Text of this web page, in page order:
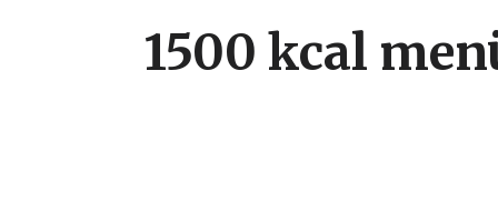
1500 kcal